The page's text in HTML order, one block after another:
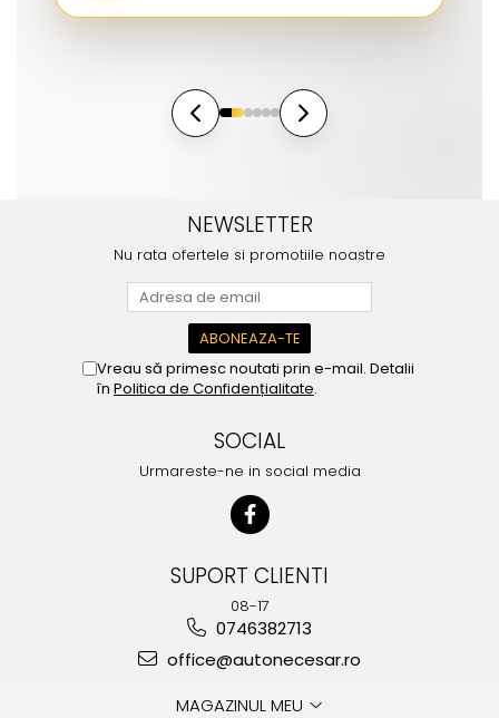
NEWSLETTER
Nu rata ofertele si promotiile noastre
Vreau să primesc noutati prin e-mail. Detalii
în Politica de Confidențialitate.
SOCIAL
Urmareste-ne in social media
SUPORT CLIENTI
08-17
0746382713
office@autonecesar.ro
MAGAZINUL MEU